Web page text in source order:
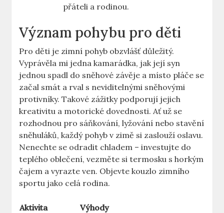
‌přáteli a rodinou.
Význam pohybu pro ⁤děti
Pro děti je zimní pohyb obzvlášť důležitý.⁣
Vyprávěla mi​ jedna kamarádka, jak její syn
jednou spadl‍ do‌ sněhové závěje a⁢ místo⁣ pláče se
začal smát a ⁣rval ⁤s neviditelnými ⁢sněhovými ​
protivníky. Takové zážitky podporují jejich⁢
kreativitu a motorické dovednosti.⁤ Ať⁣ už se​
rozhodnou pro sáňkování,⁢ lyžování nebo stavění
sněhuláků, každý pohyb ⁤v⁢ zimě ‌si zaslouží⁢ oslavu.
Nenechte se odradit​ chladem ⁣– investujte⁢ do
teplého oblečení, vezměte si termosku s horkým
čajem a vyrazte ​ven. Objevte kouzlo ⁢zimního
sportu jako celá rodina. ‌
Aktivita
Výhody